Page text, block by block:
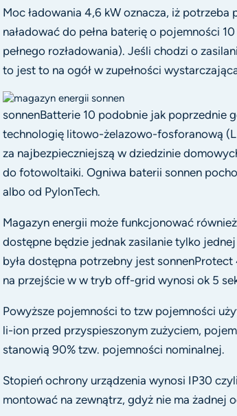
Moc ładowania 4,6 kW oznacza, iż potrzeba
naładować do pełna baterię o pojemności
pełnego rozładowania). Jeśli chodzi o
to jest to na ogół w zupełności
sonnenBatterie 10 podobnie jak poprzednie
technologię litowo-żelazowo-fosforanową
za najbezpieczniejszą w dziedzinie
do fotowoltaiki. Ogniwa baterii sonnen
albo od PylonTech.
Magazyn energii może funkcjonować
dostępne będzie jednak zasilanie tylko
była dostępna potrzebny jest
na przejście w w tryb off-grid wynosi ok 5
Powyższe pojemności to tzw pojemności
li-ion przed przyspieszonym zużyciem,
stanowią 90% tzw. pojemności nominalnej.
Stopień ochrony urządzenia wynosi IP30
montować na zewnątrz, gdyż nie ma żadnej